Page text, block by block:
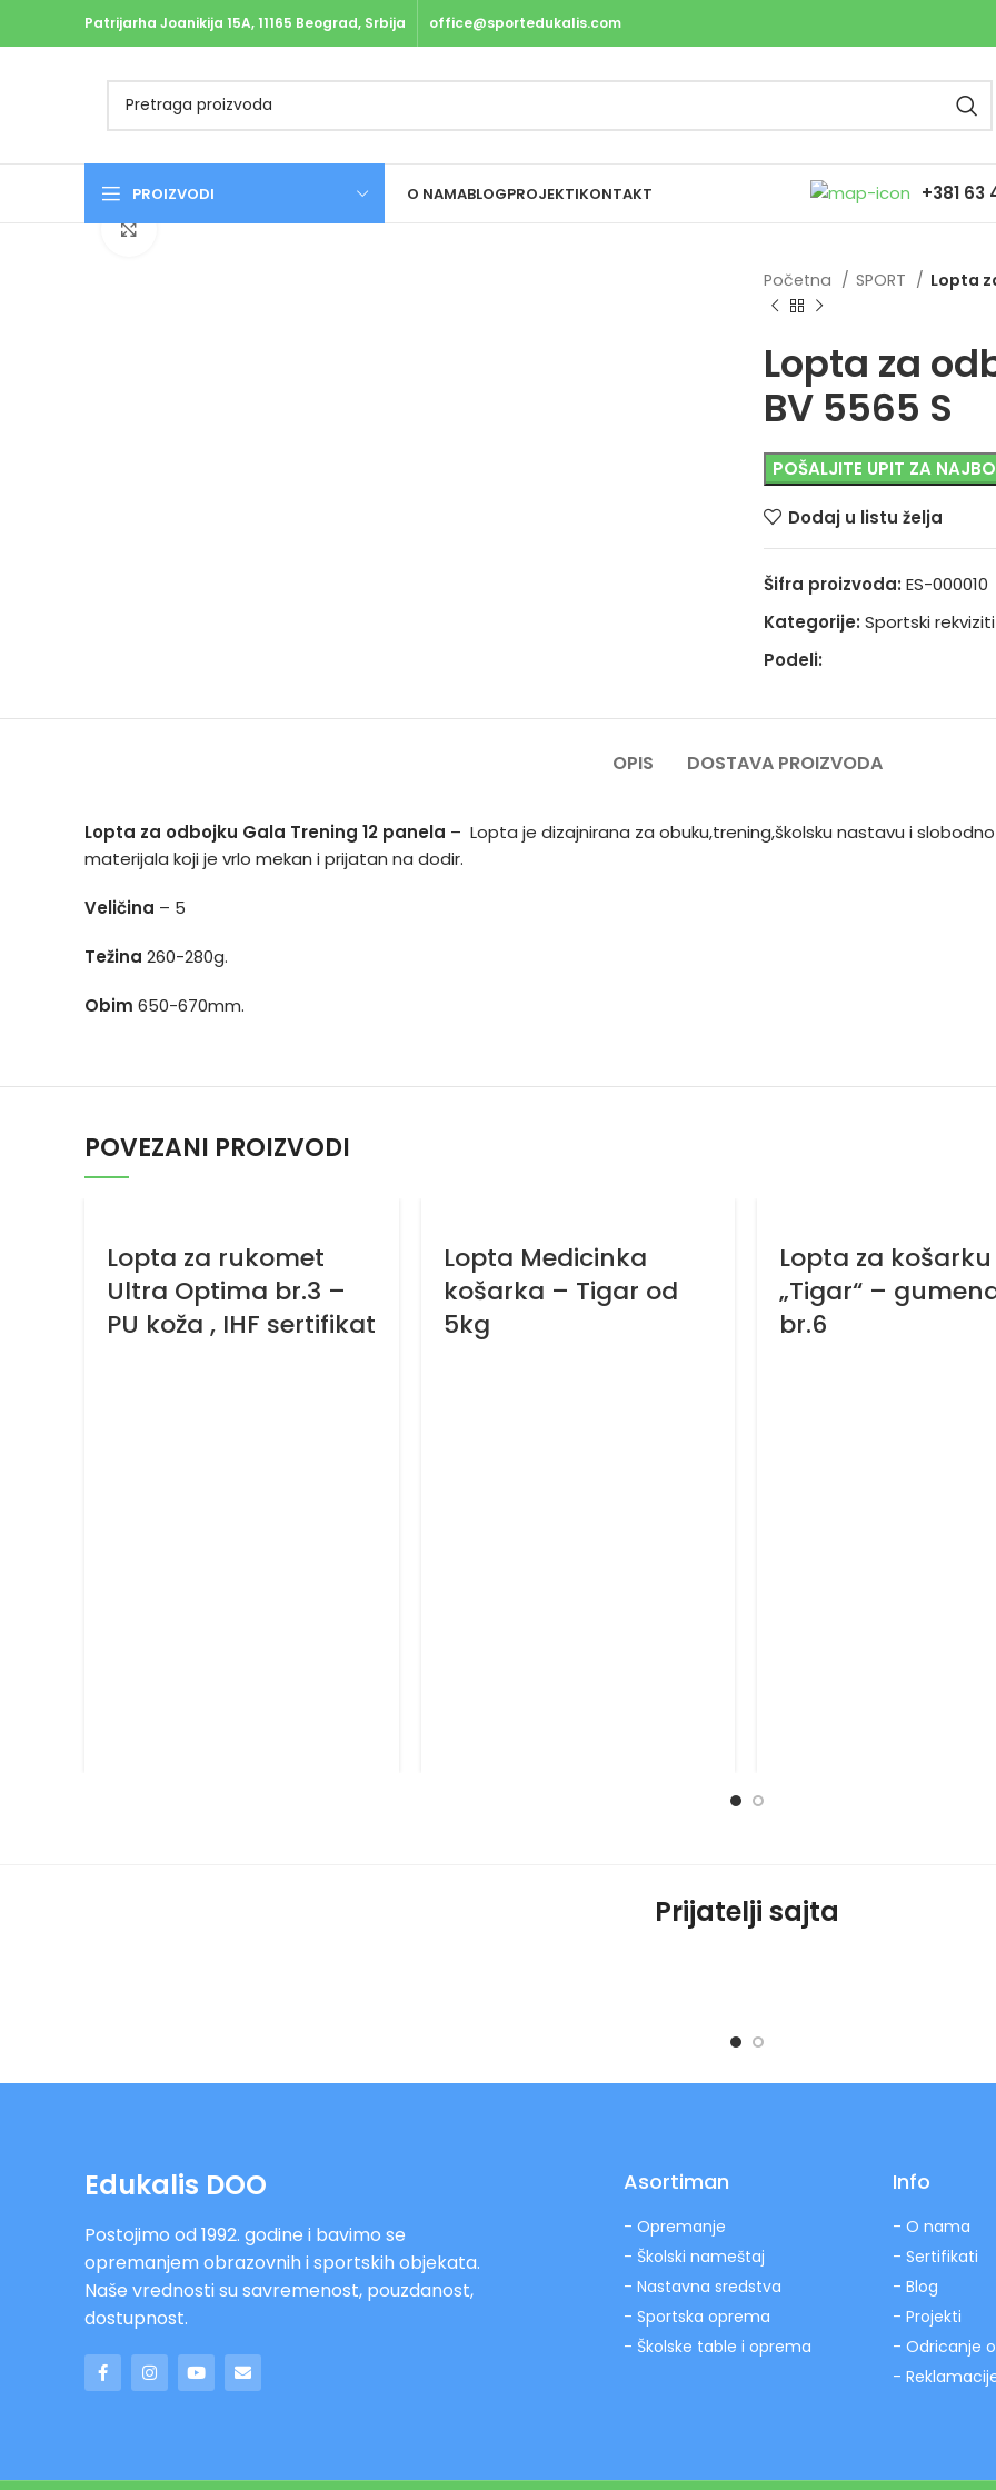
Patrijarha Joanikija 15A, 11165 Beograd, Srbija office@sportedukalis.com
PROIZVODI O NAMABLOGPROJEKTIKONTAKT +381 63
Uvećaj sliku
Početna SPORT Lopta
Lopta za
BV 5565 S
POŠALJITE UPIT ZA
Dodaj u listu želja
Šifra proizvoda: ES-000010
Kategorije: Sportski rekviziti
Podeli:
OPIS DOSTAVA PROIZVODA
Lopta za odbojku Gala Trening 12 panela – Lopta je dizajnirana za obuku,trening,školsku nastavu i
materijala koji je vrlo mekan i prijatan na dodir.
Veličina – 5
Težina 260-280g.
Obim 650-670mm.
POVEZANI PROIZVODI
Lopta za rukomet
Ultra Optima br.3 –
PU koža , IHF sertifikat
Lopta Medicinka
košarka – Tigar od
5kg
Lopta za košarku
„Tigar“ –
br.6
Prijatelji sajta
Edukalis DOO
Postojimo od 1992. godine i bavimo se
opremanjem obrazovnih i sportskih objekata.
Naše vrednosti su savremenost, pouzdanost,
dostupnost.
Asortiman
- Opremanje
- Školski nameštaj
- Nastavna sredstva
- Sportska oprema
- Školske table i oprema
Info
- O nama
- Sertifikati
- Blog
- Projekti
- Odricanje
-